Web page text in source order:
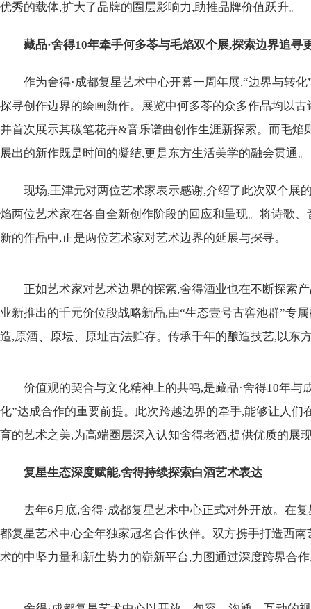
优秀的载体,扩大了品牌的圈层影响力,助推品牌价值跃升。
藏品·舍得10年牵手何多苓与毛焰双个展,探索边界追寻
作为舍得·成都复星艺术中心开幕一周年展,“边界与转
探寻创作边界的绘画新作。展览中何多苓的众多作品均以
并首次展示其碳笔花卉&音乐谱曲创作生涯新探索。而毛焰
展出的新作既是时间的凝结,更是东方生活美学的融会贯通。
现场,王津元对两位艺术家表示感谢,介绍了此次双个展
焰两位艺术家在各自全新创作阶段的回应和呈现。将诗歌
新的作品中,正是两位艺术家对艺术边界的延展与探寻。
正如艺术家对艺术边界的探索,舍得酒业也在不断探索
业新推出的千元价位段战略新品,由“生态壹号古窖池群”专
造,原酒、原坛、原址古法贮存。传承千年的酿造技艺,以东
价值观的契合与文化精神上的共鸣,是藏品·舍得10年与
化”达成合作的重要前提。此次跨越边界的牵手,能够让人们
育的艺术之美,为高端圈层深入认知舍得老酒,提供优质的展
复星生态深度赋能,舍得持续探索白酒艺术表达
去年6月底,舍得·成都复星艺术中心正式对外开放。在
都复星艺术中心全年独家冠名合作伙伴。双方携手打造西
术的中坚力量和新生势力的崭新平台,力图通过深度跨界合